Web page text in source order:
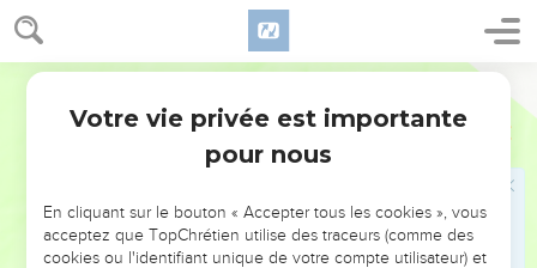
Romains 4
des pécheurs devait être prononcée pour que Christ pût
Cette idée d'une justification collective, indépendamment
de la foi, est peu conforme à la pensée de l'apôtre, d'après
laquelle la justification n'est accordée qu'à ceux qui
s'unissent personnellement à Jésus-Christ par la foi. Aussi la
plupart des interprètes pensent-ils que l'apôtre a été
entraîné, par le parallélisme, à employer la même préposition
Votre vie privée est importante
pour nous
En cliquant sur le bouton « Accepter tous les cookies », vous
acceptez que TopChrétien utilise des traceurs (comme des
cookies ou l'identifiant unique de votre compte utilisateur) et